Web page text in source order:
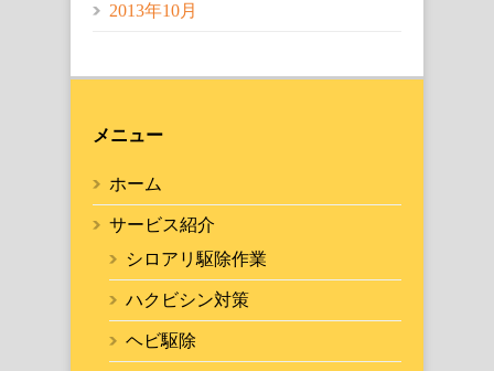
2013年10月
メニュー
ホーム
サービス紹介
シロアリ駆除作業
ハクビシン対策
ヘビ駆除